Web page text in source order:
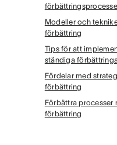
Modeller och
förbättring
Tips för att
ständiga
Fördelar med
förbättring
Förbättra processer
förbättring